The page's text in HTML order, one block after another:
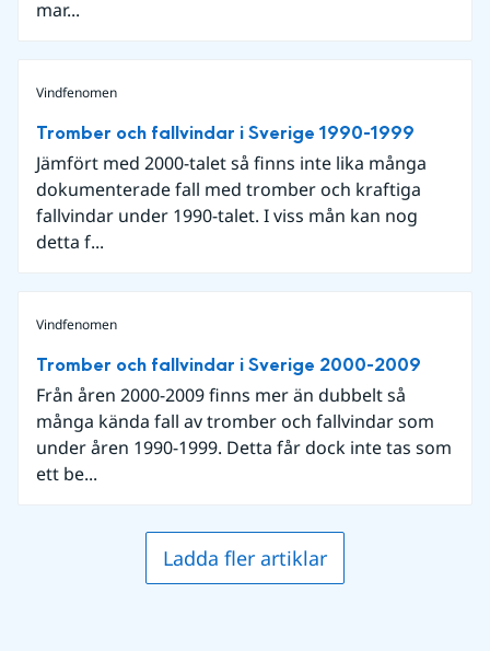
mar...
Vindfenomen
Tromber och fallvindar i Sverige 1990-1999
Jämfört med 2000-talet så finns inte lika många
dokumenterade fall med tromber och kraftiga
fallvindar under 1990-talet. I viss mån kan nog
detta f...
Vindfenomen
Tromber och fallvindar i Sverige 2000-2009
Från åren 2000-2009 finns mer än dubbelt så
många kända fall av tromber och fallvindar som
under åren 1990-1999. Detta får dock inte tas som
ett be...
Ladda fler artiklar